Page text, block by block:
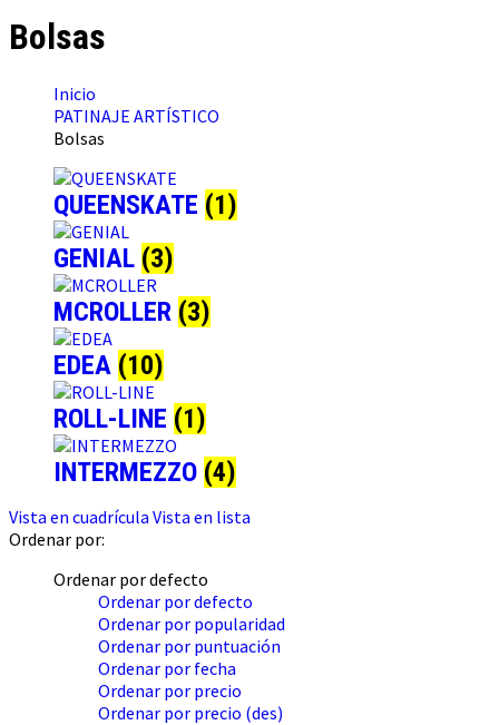
Bolsas
Inicio
PATINAJE ARTÍSTICO
Bolsas
QUEENSKATE (1)
GENIAL (3)
MCROLLER (3)
EDEA (10)
ROLL-LINE (1)
INTERMEZZO (4)
Vista en cuadrícula Vista en lista
Ordenar por:
Ordenar por defecto
Ordenar por defecto
Ordenar por popularidad
Ordenar por puntuación
Ordenar por fecha
Ordenar por precio
Ordenar por precio (des)